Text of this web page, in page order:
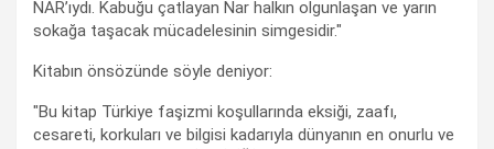
NAR’ıydı. Kabuğu çatlayan Nar halkın olgunlaşan ve yarın
sokağa taşacak mücadelesinin simgesidir."
Kitabın önsözünde söyle deniyor:
"Bu kitap Türkiye faşizmi koşullarında eksiği, zaafı,
cesareti, korkuları ve bilgisi kadarıyla dünyanın en onurlu ve